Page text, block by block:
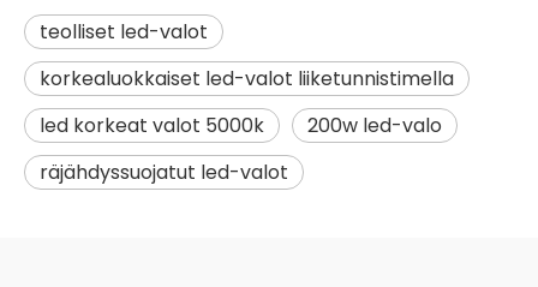
teolliset led-valot
korkealuokkaiset led-valot liiketunnistimella
led korkeat valot 5000k
200w led-valo
räjähdyssuojatut led-valot